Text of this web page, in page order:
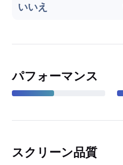
いいえ
パフォーマンス
スクリーン品質